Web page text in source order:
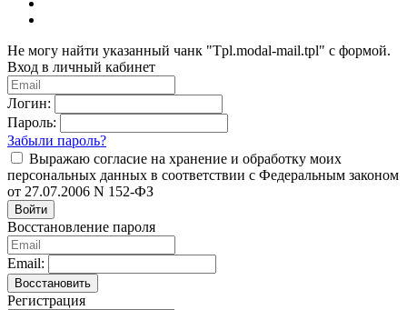
Не могу найти указанный чанк "Tpl.modal-mail.tpl" с формой.
Вход в личный кабинет
Логин:
Пароль:
Забыли пароль?
Выражаю согласие на хранение и обработку моих
персональных данных в соответствии с Федеральным законом
от 27.07.2006 N 152-ФЗ
Войти
Восстановление пароля
Email:
Восстановить
Регистрация